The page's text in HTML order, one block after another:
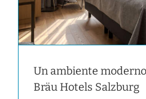
Un ambiente
Bräu Hotels Salzburg